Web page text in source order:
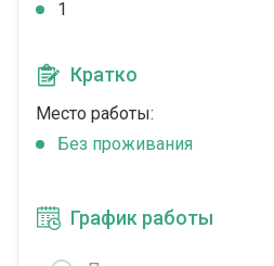
1
Кратко
Место работы:
Без проживания
График работы